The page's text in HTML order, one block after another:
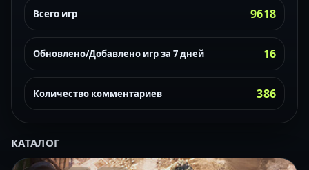
Всего игр 9618
Обновлено/Добавлено игр за 7 дней 16
Количество комментариев 386
КАТАЛОГ